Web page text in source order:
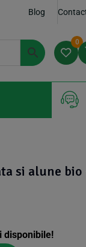
Blog
0
si alune bio
disponibile!